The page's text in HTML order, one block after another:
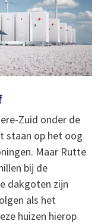
Zuid onder de
staan op het oog
Maar Rutte
bij de
dakgoten zijn
als het
huizen hierop